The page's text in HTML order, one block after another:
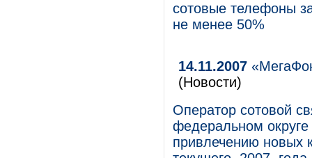
сотовые телефоны
не менее 50%
14.11.2007
(Новости)
Оператор сотовой
федеральном округе
привлечению новых